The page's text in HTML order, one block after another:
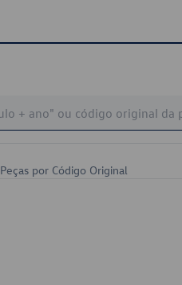
Peças por Código Original